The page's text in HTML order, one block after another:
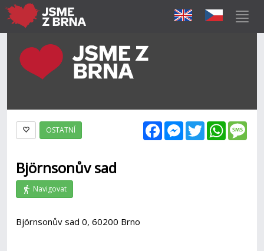
FacebookMessenger
Twitter
OSTATNÍ
Björnsonův sad
Navigovat
Björnsonův sad 0, 60200 Brno